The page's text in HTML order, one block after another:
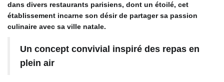
dans divers restaurants parisiens, dont un étoilé, cet
établissement incarne son désir de partager sa passion
culinaire avec sa ville natale.
Un concept convivial inspiré des repas en
plein air